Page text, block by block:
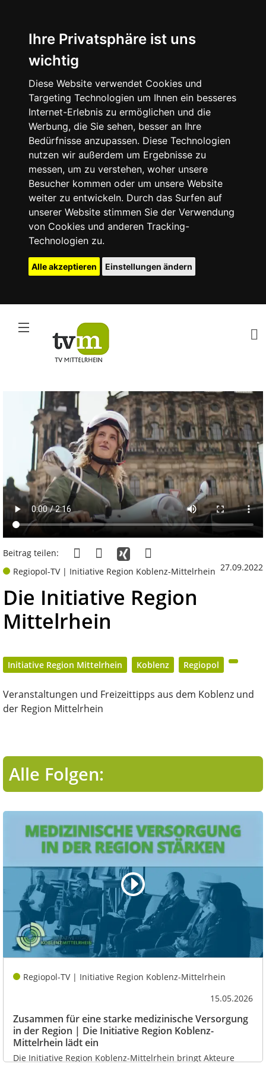
Ihre Privatsphäre ist uns
wichtig
Diese Website verwendet Cookies und
Targeting Technologien um Ihnen ein besseres
Internet-Erlebnis zu ermöglichen und die
Werbung, die Sie sehen, besser an Ihre
Bedürfnisse anzupassen. Diese Technologien
nutzen wir außerdem um Ergebnisse zu
messen, um zu verstehen, woher unsere
Besucher kommen oder um unsere Website
weiter zu entwickeln. Durch das Surfen auf
unserer Website stimmen Sie der Verwendung
von Cookies und anderen Tracking-
Technologien zu.
Alle akzeptieren Einstellungen ändern
Beitrag teilen:
Regiopol-TV | Initiative Region Koblenz-Mittelrhein 27.09.2022
Die Initiative Region
Mittelrhein
Initiative Region Mittelrhein Koblenz Regiopol
Veranstaltungen und Freizeittipps aus dem Koblenz und
der Region Mittelrhein
Alle Folgen:
Regiopol-TV | Initiative Region Koblenz-Mittelrhein
15.05.2026
Zusammen für eine starke medizinische Versorgung
in der Region | Die Initiative Region Koblenz-
Mittelrhein lädt ein
Die Initiative Region Koblenz-Mittelrhein bringt Akteure